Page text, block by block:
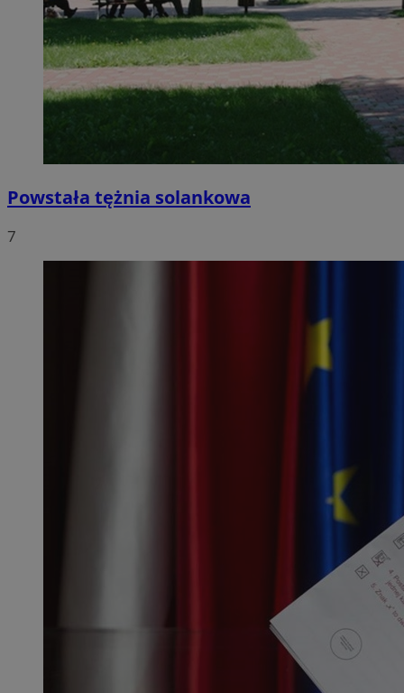
Powstała tężnia solankowa
7